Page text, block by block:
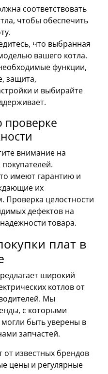
соответствовать
чтобы обеспечить
что выбранная
вашего котла.
функции,
защита,
и выбирайте
проверке
внимание на
имеют гарантию и
их
Проверка целостности
дефектов на
товара.
плат в
широкий
котлов от
Мы
с которыми
быть уверены в
запчастей.
известных брендов
цены и регулярные